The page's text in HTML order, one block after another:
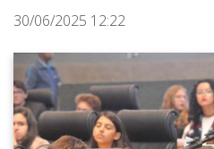
30/06/2025 12:22